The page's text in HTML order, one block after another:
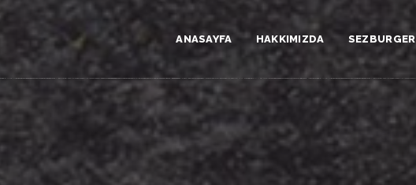
ANASAYFA HAKKIMIZDA SEZBURGER